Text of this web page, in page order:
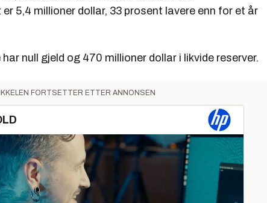
5,4 millioner dollar, 33 prosent lavere enn for et år
null gjeld og 470 millioner dollar i likvide reserver.
FORTSETTER ETTER ANNONSEN